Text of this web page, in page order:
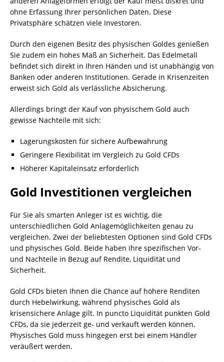
ohne Erfassung Ihrer persönlichen Daten. Diese
Privatsphäre schätzen viele Investoren.
Durch den eigenen Besitz des physischen Goldes genießen
Sie zudem ein hohes Maß an Sicherheit. Das Edelmetall
befindet sich direkt in Ihren Händen und ist unabhängig von
Banken oder anderen Institutionen. Gerade in Krisenzeiten
erweist sich Gold als verlässliche Absicherung.
Allerdings bringt der Kauf von physischem Gold auch
gewisse Nachteile mit sich:
Lagerungskosten für sichere Aufbewahrung
Geringere Flexibilität im Vergleich zu Gold CFDs
Höherer Kapitaleinsatz erforderlich
Gold Investitionen vergleichen
Für Sie als smarten Anleger ist es wichtig, die
unterschiedlichen Gold Anlagemöglichkeiten genau zu
vergleichen. Zwei der beliebtesten Optionen sind Gold CFDs
und physisches Gold. Beide haben ihre spezifischen Vor-
und Nachteile in Bezug auf Rendite, Liquidität und
Sicherheit.
Gold CFDs bieten Ihnen die Chance auf höhere Renditen
durch Hebelwirkung, während physisches Gold als
krisensichere Anlage gilt. In puncto Liquidität punkten Gold
CFDs, da sie jederzeit ge- und verkauft werden können.
Physisches Gold muss hingegen erst bei einem Händler
veräußert werden.